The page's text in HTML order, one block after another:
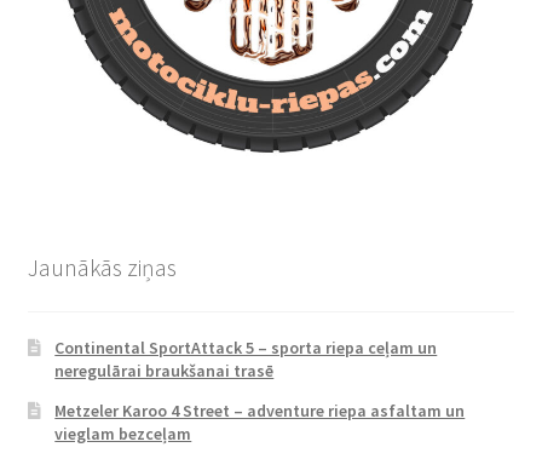
Jaunākās ziņas
Continental SportAttack 5 – sporta riepa ceļam un
neregulārai braukšanai trasē
Metzeler Karoo 4 Street – adventure riepa asfaltam un
vieglam bezceļam